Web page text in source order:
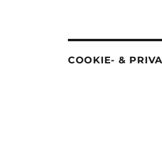
COOKIE- &